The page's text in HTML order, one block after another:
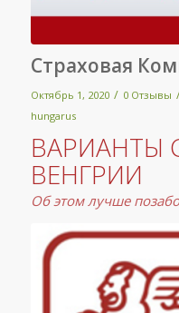
Страховая
Октябрь 1, 2020 / 0 Отзывы
hungarus
ВАРИАНТЫ
ВЕНГРИИ
Об этом лучше